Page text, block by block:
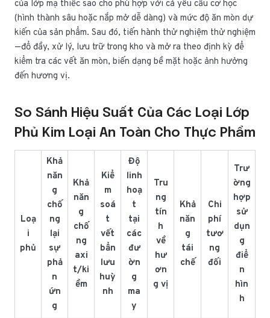
của lớp mạ thiếc sao cho phù hợp với cả yêu cầu cơ học
(hình thành sâu hoặc nắp mở dễ dàng) và mức độ ăn mòn dự
kiến của sản phẩm. Sau đó, tiến hành thử nghiệm thử nghiệm
—đổ đầy, xử lý, lưu trữ trong kho và mở ra theo định kỳ để
kiểm tra các vết ăn mòn, biến dạng bề mặt hoặc ảnh hưởng
đến hương vị.
So Sánh Hiệu Suất Của Các Loại Lớp
Phủ Kim Loại An Toàn Cho Thực Phẩm
Loạ
i
phủ
Khả
năn
g
chố
ng
lại
sự
phả
n
ứn
g
Khả
năn
g
chố
ng
axi
t/ki
ềm
Kiể
m
soá
t
vết
bẩn
lưu
huỳ
nh
Độ
linh
hoạ
t
tại
các
đư
ờn
g
ma
y
Tru
ng
tín
h
về
hư
ơn
g vị
Khả
năn
g
tái
chế
Chi
phí
tươ
ng
đối
Trư
ờng
hợp
sử
dụn
g
điể
n
hìn
h